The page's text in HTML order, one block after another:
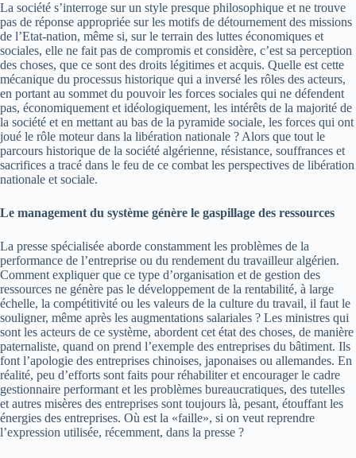
La société s’interroge sur un style presque philosophique et ne trouve
pas de réponse appropriée sur les motifs de détournement des missions
de l’Etat-nation, même si, sur le terrain des luttes économiques et
sociales, elle ne fait pas de compromis et considère, c’est sa perception
des choses, que ce sont des droits légitimes et acquis. Quelle est cette
mécanique du processus historique qui a inversé les rôles des acteurs,
en portant au sommet du pouvoir les forces sociales qui ne défendent
pas, économiquement et idéologiquement, les intérêts de la majorité de
la société et en mettant au bas de la pyramide sociale, les forces qui ont
joué le rôle moteur dans la libération nationale ? Alors que tout le
parcours historique de la société algérienne, résistance, souffrances et
sacrifices a tracé dans le feu de ce combat les perspectives de libération
nationale et sociale.
Le management du système génère le gaspillage des ressources
La presse spécialisée aborde constamment les problèmes de la
performance de l’entreprise ou du rendement du travailleur algérien.
Comment expliquer que ce type d’organisation et de gestion des
ressources ne génère pas le développement de la rentabilité, à large
échelle, la compétitivité ou les valeurs de la culture du travail, il faut le
souligner, même après les augmentations salariales ? Les ministres qui
sont les acteurs de ce système, abordent cet état des choses, de manière
paternaliste, quand on prend l’exemple des entreprises du bâtiment. Ils
font l’apologie des entreprises chinoises, japonaises ou allemandes. En
réalité, peu d’efforts sont faits pour réhabiliter et encourager le cadre
gestionnaire performant et les problèmes bureaucratiques, des tutelles
et autres misères des entreprises sont toujours là, pesant, étouffant les
énergies des entreprises. Où est la «faille», si on veut reprendre
l’expression utilisée, récemment, dans la presse ?